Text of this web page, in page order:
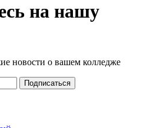
на нашу
новости о вашем колледже